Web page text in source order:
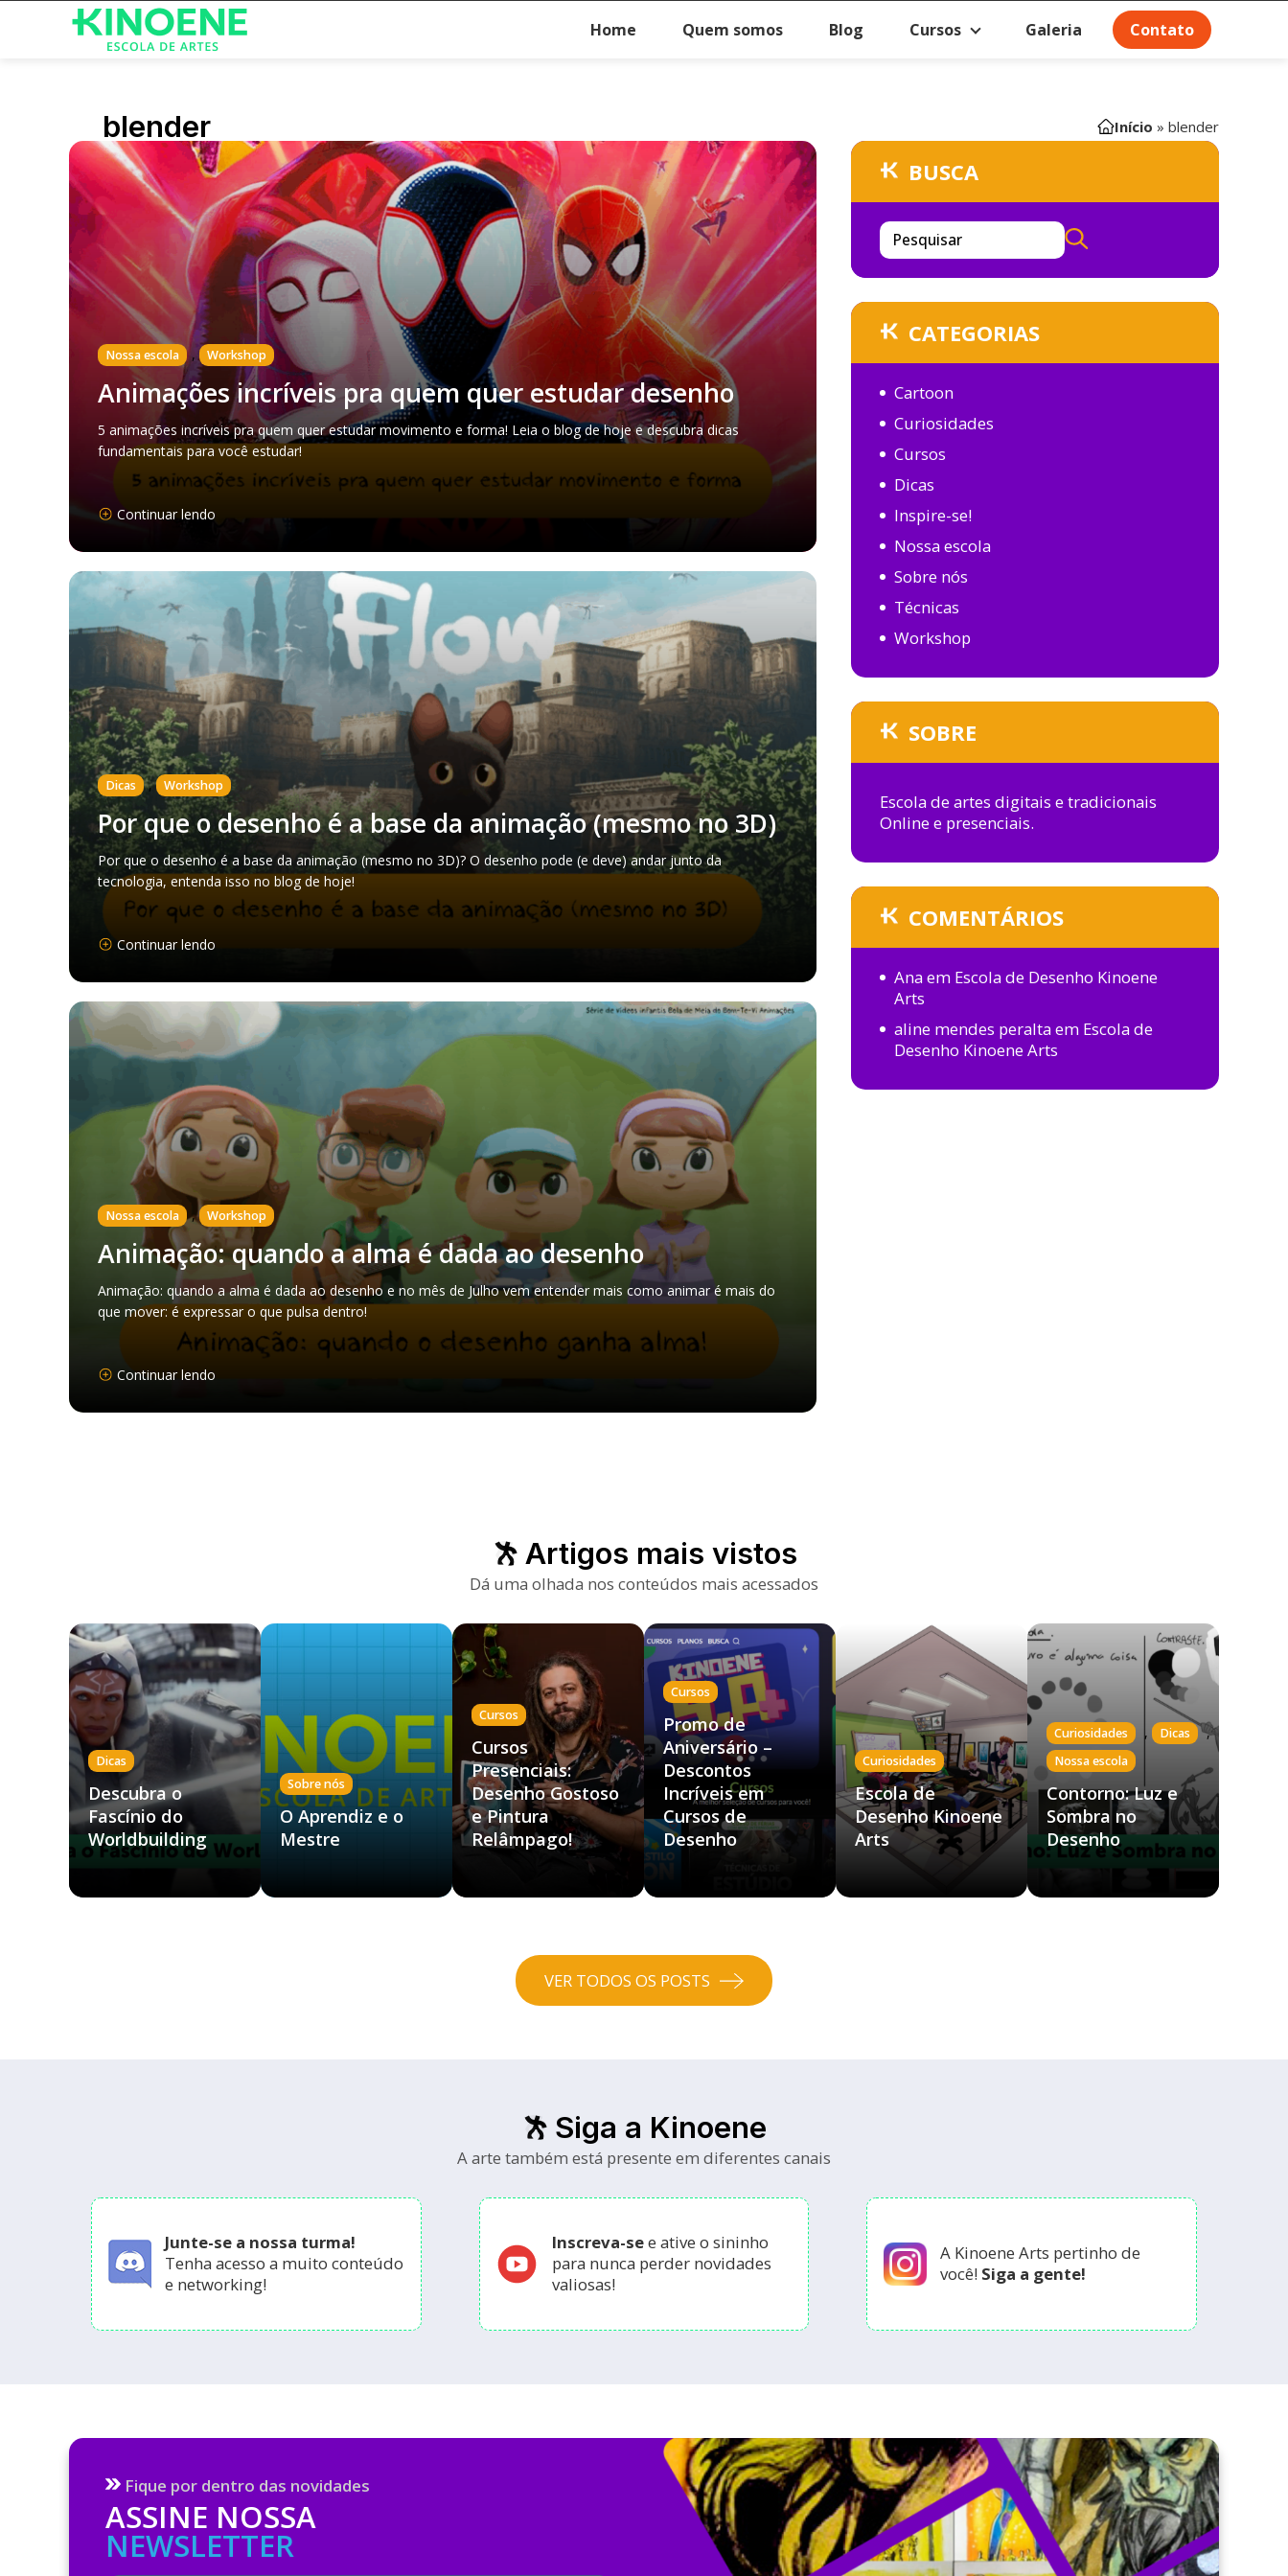
Home Quem somos Blog Cursos Galeria Contato
blender Início » blender
Nossa escola , Workshop
Animações incríveis pra quem quer estudar desenho
5 animações incríveis pra quem quer estudar movimento e forma! Leia o blog de hoje e descubra dicas
fundamentais para você estudar!
Continuar lendo
Dicas , Workshop
Por que o desenho é a base da animação (mesmo no 3D)
Por que o desenho é a base da animação (mesmo no 3D)? O desenho pode (e deve) andar junto da
tecnologia, entenda isso no blog de hoje!
Continuar lendo
Nossa escola , Workshop
Animação: quando a alma é dada ao desenho
Animação: quando a alma é dada ao desenho e no mês de Julho vem entender mais como animar é mais do
que mover: é expressar o que pulsa dentro!
Continuar lendo
BUSCA
Pesquisar
CATEGORIAS
Cartoon
Curiosidades
Cursos
Dicas
Inspire-se!
Nossa escola
Sobre nós
Técnicas
Workshop
SOBRE
Escola de artes digitais e tradicionais
Online e presenciais.
COMENTÁRIOS
Anaem Escola de Desenho Kinoene
Arts
aline mendes peraltaem Escola de
Desenho Kinoene Arts
Artigos mais vistos
Dá uma olhada nos conteúdos mais acessados
Dicas
Descubra o
Fascínio do
Worldbuilding
Sobre nós
O Aprendiz e o
Mestre
Cursos
Cursos
Presenciais:
Desenho Gostoso
e Pintura
Relâmpago!
Cursos
Promo de
Aniversário –
Descontos
Incríveis em
Cursos de
Desenho
Curiosidades
Escola de
Desenho Kinoene
Arts
Curiosidades , Dicas ,
Nossa escola
Contorno: Luz e
Sombra no
Desenho
VER TODOS OS POSTS
Siga a Kinoene
A arte também está presente em diferentes canais
Junte-se a nossa turma!
Tenha acesso a muito conteúdo
e networking!
Inscreva-see ative o sininho
para nunca perder novidades
valiosas!
A Kinoene Arts pertinho de
você! Siga a gente!
Fique por dentro das novidades
ASSINE NOSSA
NEWSLETTER